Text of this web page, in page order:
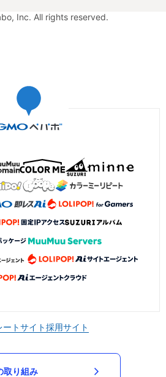
Inc. All rights reserved.
ートサイト採用サイト
取り組み